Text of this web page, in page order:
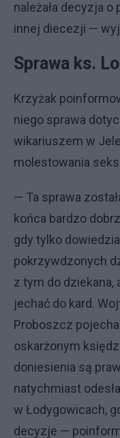
należała decyzja
innej diecezji —
Sprawa ks.
Krzyżak
niego sprawa
wikariuszem w
molestowania
— Ta sprawa
końca bardzo
gdy tylko
pokrzywdzonych
z tym do dziekana,
jechać do kard.
Proboszcz
oskarżonym
doniesienia są
natychmiast
w Łodygowicach,
decyzje —